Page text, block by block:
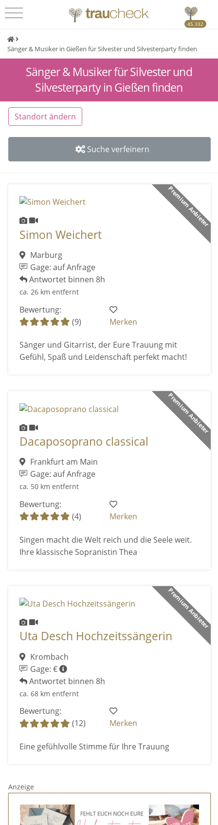
45.332
Sänger & Musiker in Gießen für Silvester und Silvesterparty finden
Sänger & Musiker für Silvester und
Silvesterparty in Gießen finden
Standort ändern
Suche verfeinern
Premium Anbieter
Simon Weichert
Marburg
Gage: auf Anfrage
Antwortet binnen 8h
ca. 26 km entfernt
Bewertung:
(9)
Merken
Sänger und Gitarrist, der Eure Trauung mit
Gefühl, Spaß und Leidenschaft perfekt macht!
Premium Anbieter
Dacaposoprano classical
Frankfurt am Main
Gage: auf Anfrage
ca. 50 km entfernt
Bewertung:
(4)
Merken
Singen macht die Welt reich und die Seele weit.
Ihre klassische Sopranistin Thea
Premium Anbieter
Uta Desch Hochzeitssängerin
Krombach
Gage: €
Antwortet binnen 8h
ca. 68 km entfernt
Bewertung:
(12)
Merken
Eine gefühlvolle Stimme für Ihre Trauung
Anzeige